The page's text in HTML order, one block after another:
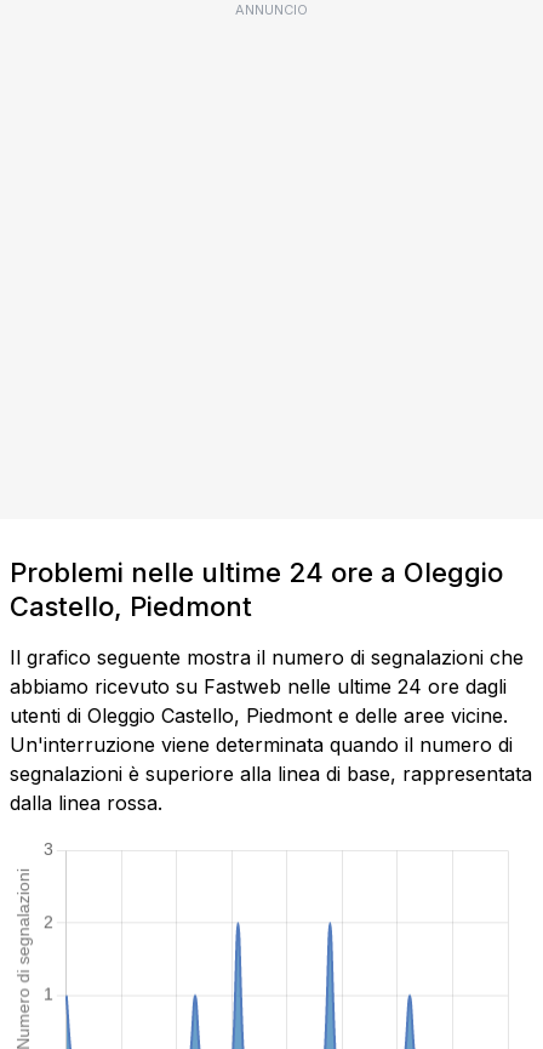
ANNUNCIO
Problemi nelle ultime 24 ore a Oleggio
Castello, Piedmont
Il grafico seguente mostra il numero di segnalazioni che
abbiamo ricevuto su Fastweb nelle ultime 24 ore dagli
utenti di Oleggio Castello, Piedmont e delle aree vicine.
Un'interruzione viene determinata quando il numero di
segnalazioni è superiore alla linea di base, rappresentata
dalla linea rossa.